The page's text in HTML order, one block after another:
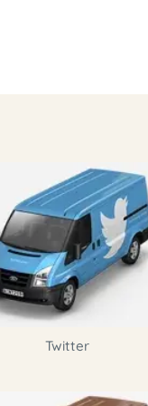
Twitter